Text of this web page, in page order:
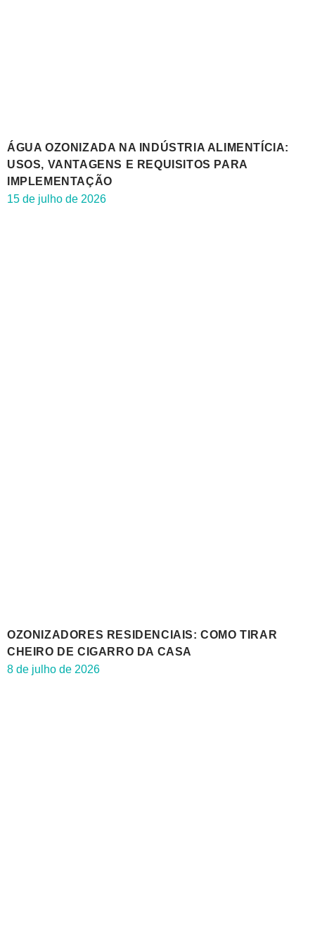
ÁGUA OZONIZADA NA INDÚSTRIA ALIMENTÍCIA:
USOS, VANTAGENS E REQUISITOS PARA
IMPLEMENTAÇÃO
15 de julho de 2026
OZONIZADORES RESIDENCIAIS: COMO TIRAR
CHEIRO DE CIGARRO DA CASA
8 de julho de 2026